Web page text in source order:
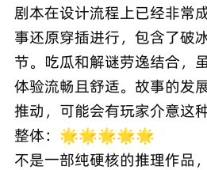
剧本在设计流程上已经非常
事还原穿插进行，包含了破
节。吃瓜和解谜劳逸结合，
体验流畅且舒适。故事的发
推动，可能会有玩家介意这
整体：🌟🌟🌟🌟🌟
不是一部纯硬核的推理作品